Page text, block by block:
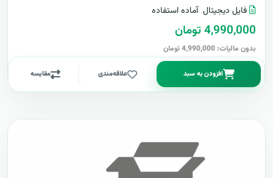
فایل دیجیتال آماده استفاده
4,990,000 تومان
بدون مالیات: 4,990,000 تومان
افزودن به سبد علاقه‌مندی مقایسه